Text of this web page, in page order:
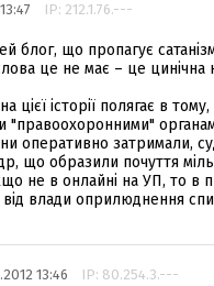
IP: 212.1.76.---
блог, що пропагує
це не має – це цинічна
цієї історії полягає в
оперативно затримали,
що образили почуття
не в онлайні на УП, то в
влади оприлюднення
13:46 IP: 80.254.3.---